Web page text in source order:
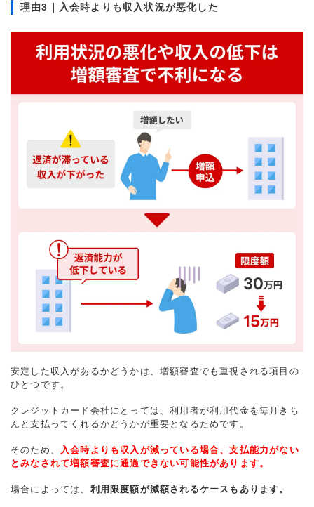
理由3｜入会時よりも収入状況が悪化した
安定した収入があるかどうかは、増額審査でも重視される項目の
ひとつです。
クレジットカード会社にとっては、利用者が利用代金を毎月きち
んと支払ってくれるかどうかが重要となるためです。
そのため、 入会時よりも収入が減っている場合、支払能力がない
とみなされて増額審査に通過できない可能性があります。
場合によっては、 利用限度額が減額されるケースもあります。